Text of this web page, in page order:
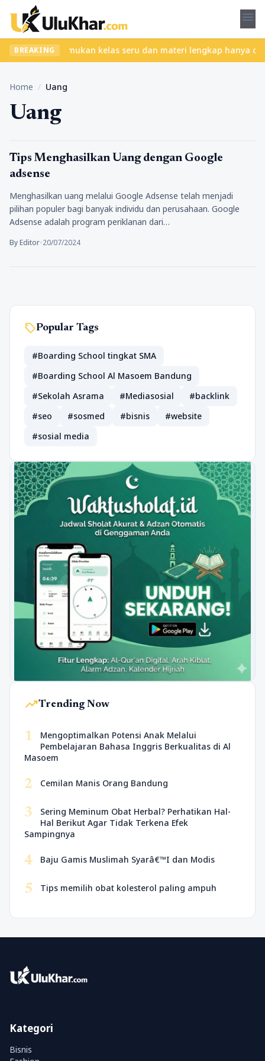
menu
BREAKING
ribet? Temukan kelas seru dan materi lengkap hanya di
Home / Uang
Uang
Tips Marketing
Tips Menghasilkan Uang dengan Google
adsense
Menghasilkan uang melalui Google Adsense telah menjadi
pilihan populer bagi banyak individu dan perusahaan. Google
Adsense adalah program periklanan dari…
By Editor•20/07/2024
sellPopular Tags
#Boarding School tingkat SMA
#Boarding School Al Masoem Bandung
#Sekolah Asrama
#Mediasosial
#backlink
#seo
#sosmed #bisnis
#website
#sosial media
trending_upTrending Now
1
Mengoptimalkan Potensi Anak Melalui
Pembelajaran Bahasa Inggris Berkualitas di Al
Masoem
2 Cemilan Manis Orang Bandung
3
Sering Meminum Obat Herbal? Perhatikan Hal-
Hal Berikut Agar Tidak Terkena Efek
Sampingnya
4 Baju Gamis Muslimah Syarâ€™I dan Modis
5 Tips memilih obat kolesterol paling ampuh
Kategori
Bisnis